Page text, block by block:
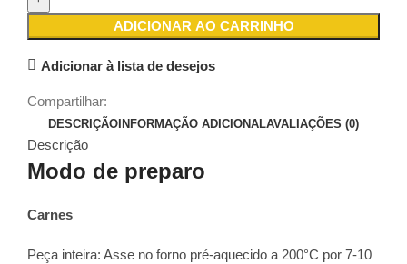
ADICIONAR AO CARRINHO
Adicionar à lista de desejos
Compartilhar:
DESCRIÇÃO INFORMAÇÃO ADICIONALAVALIAÇÕES (0)
Descrição
Modo de preparo
Carnes
Peça inteira: Asse no forno pré-aquecido a 200°C por 7-10